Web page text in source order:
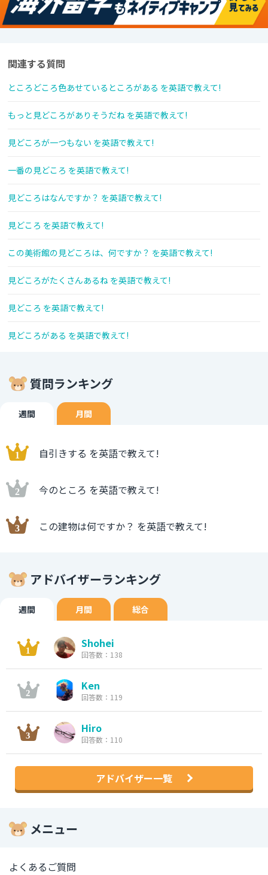
関連する質問
ところどころ色あせているところがある を英語で教えて!
もっと見どころがありそうだね を英語で教えて!
見どころが一つもない を英語で教えて!
一番の見どころ を英語で教えて!
見どころはなんですか？ を英語で教えて!
見どころ を英語で教えて!
この美術館の見どころは、何ですか？ を英語で教えて!
見どころがたくさんあるね を英語で教えて!
見どころ を英語で教えて!
見どころがある を英語で教えて!
質問ランキング
週間 月間
自引きする を英語で教えて!
今のところ を英語で教えて!
この建物は何ですか？ を英語で教えて!
アドバイザーランキング
週間 月間 総合
Shohei
回答数：138
Ken
回答数：119
Hiro
回答数：110
アドバイザー一覧
メニュー
よくあるご質問